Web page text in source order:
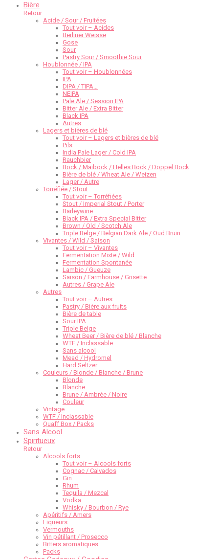
Bière
Retour
Acide / Sour / Fruitées
Tout voir – Acides
Berliner Weisse
Gose
Sour
Pastry Sour / Smoothie Sour
Houblonnée / IPA
Tout voir – Houblonnées
IPA
DIPA / TIPA…
NEIPA
Pale Ale / Session IPA
Bitter Ale / Extra Bitter
Black IPA
Autres
Lagers et bières de blé
Tout voir – Lagers et bières de blé
Pils
India Pale Lager / Cold IPA
Rauchbier
Bock / Maibock / Helles Bock / Doppel Bock
Bière de blé / Wheat Ale / Weizen
Lager / Autre
Torréfiée / Stout
Tout voir – Torréfiées
Stout / Imperial Stout / Porter
Barleywine
Black IPA / Extra Special Bitter
Brown / Old / Scotch Ale
Triple Belge / Belgian Dark Ale / Oud Bruin
Vivantes / Wild / Saison
Tout voir – Vivantes
Fermentation Mixte / Wild
Fermentation Spontanée
Lambic / Gueuze
Saison / Farmhouse / Grisette
Autres / Grape Ale
Autres
Tout voir – Autres
Pastry / Bière aux fruits
Bière de table
Sour IPA
Triple Belge
Wheat Beer / Bière de blé / Blanche
WTF / Inclassable
Sans alcool
Mead / Hydromel
Hard Seltzer
Couleurs / Blonde / Blanche / Brune
Blonde
Blanche
Brune / Ambrée / Noire
Couleur
Vintage
WTF / Inclassable
Quaff Box / Packs
Sans Alcool
Spiritueux
Retour
Alcools forts
Tout voir – Alcools forts
Cognac / Calvados
Gin
Rhum
Tequila / Mezcal
Vodka
Whisky / Bourbon / Rye
Apéritifs / Amers
Liqueurs
Vermouths
Vin pétillant / Prosecco
Bitters aromatiques
Packs